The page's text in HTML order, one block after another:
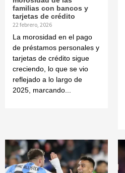
familias con bancos y
tarjetas de crédito
22 febrero, 2026
La morosidad en el pago
de préstamos personales y
tarjetas de crédito sigue
creciendo, lo que se vio
reflejado a lo largo de
2025, marcando...